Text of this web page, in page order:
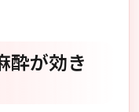
酔が効き